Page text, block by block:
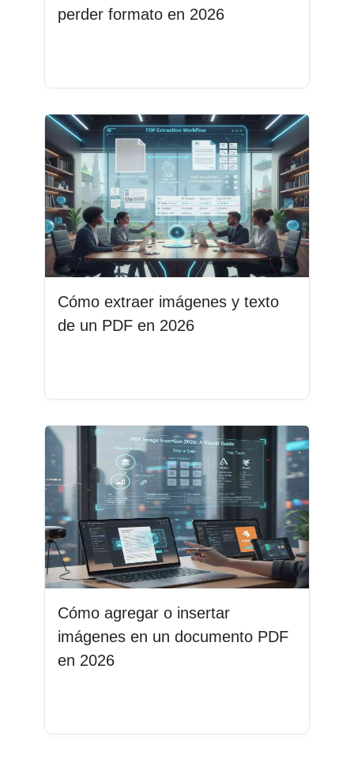
perder formato en 2026
Cómo extraer imágenes y texto
de un PDF en 2026
Cómo agregar o insertar
imágenes en un documento PDF
en 2026